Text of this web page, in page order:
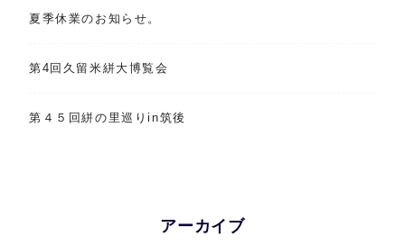
夏季休業のお知らせ。
第4回久留米絣大博覧会
第４５回絣の里巡りin筑後
アーカイブ